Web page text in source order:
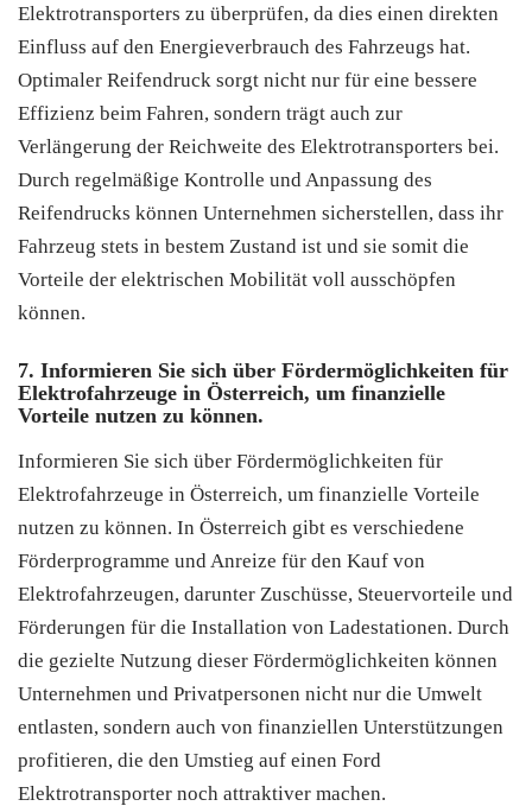
Elektrotransporters zu überprüfen, da dies einen direkten
Einfluss auf den Energieverbrauch des Fahrzeugs hat.
Optimaler Reifendruck sorgt nicht nur für eine bessere
Effizienz beim Fahren, sondern trägt auch zur
Verlängerung der Reichweite des Elektrotransporters bei.
Durch regelmäßige Kontrolle und Anpassung des
Reifendrucks können Unternehmen sicherstellen, dass ihr
Fahrzeug stets in bestem Zustand ist und sie somit die
Vorteile der elektrischen Mobilität voll ausschöpfen
können.
7. Informieren Sie sich über Fördermöglichkeiten für
Elektrofahrzeuge in Österreich, um finanzielle
Vorteile nutzen zu können.
Informieren Sie sich über Fördermöglichkeiten für
Elektrofahrzeuge in Österreich, um finanzielle Vorteile
nutzen zu können. In Österreich gibt es verschiedene
Förderprogramme und Anreize für den Kauf von
Elektrofahrzeugen, darunter Zuschüsse, Steuervorteile und
Förderungen für die Installation von Ladestationen. Durch
die gezielte Nutzung dieser Fördermöglichkeiten können
Unternehmen und Privatpersonen nicht nur die Umwelt
entlasten, sondern auch von finanziellen Unterstützungen
profitieren, die den Umstieg auf einen Ford
Elektrotransporter noch attraktiver machen.